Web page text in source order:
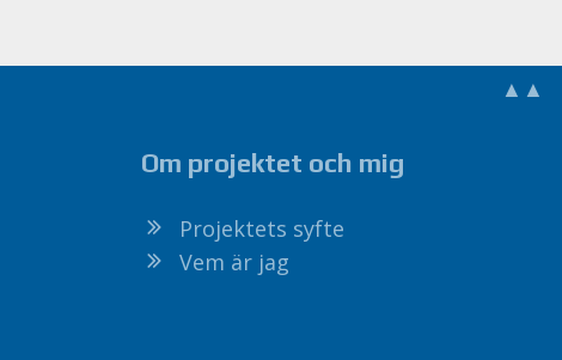
▲▲
Om projektet och mig
Projektets syfte
Vem är jag